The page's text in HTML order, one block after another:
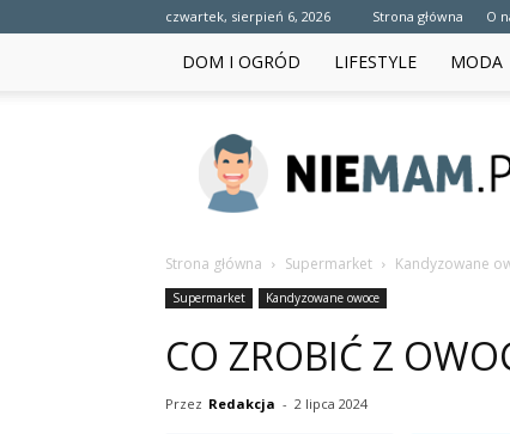
czwartek, sierpień 6, 2026 Strona główna O
DOM I OGRÓD LIFESTYLE MODA
niemam.pl
Strona główna Supermarket Kandyzowane
Supermarket Kandyzowane owoce
CO ZROBIĆ Z
Przez Redakcja - 2 lipca 2024